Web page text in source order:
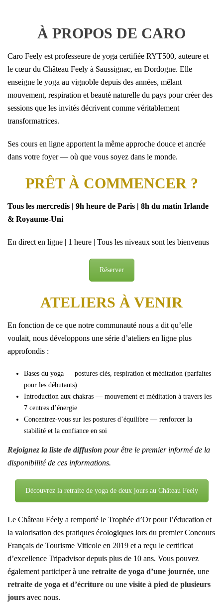
À PROPOS DE CARO
Caro Feely est professeure de yoga certifiée RYT500, auteure et
le cœur du Château Feely à Saussignac, en Dordogne. Elle
enseigne le yoga au vignoble depuis des années, mêlant
mouvement, respiration et beauté naturelle du pays pour créer des
sessions que les invités décrivent comme véritablement
transformatrices.
Ses cours en ligne apportent la même approche douce et ancrée
dans votre foyer — où que vous soyez dans le monde.
PRÊT À COMMENCER ?
Tous les mercredis | 9h heure de Paris | 8h du matin Irlande
& Royaume-Uni
En direct en ligne | 1 heure | Tous les niveaux sont les bienvenus
Réserver
ATELIERS À VENIR
En fonction de ce que notre communauté nous a dit qu’elle
voulait, nous développons une série d’ateliers en ligne plus
approfondis :
Bases du yoga — postures clés, respiration et méditation (parfaites
pour les débutants)
Introduction aux chakras — mouvement et méditation à travers les
7 centres d’énergie
Concentrez-vous sur les postures d’équilibre — renforcer la
stabilité et la confiance en soi
Rejoignez la liste de diffusion pour être le premier informé de la
disponibilité de ces informations.
Découvrez la retraite de yoga de deux jours au Château Feely
Le Château Féely a remporté le Trophée d’Or pour l’éducation et
la valorisation des pratiques écologiques lors du premier Concours
Français de Tourisme Viticole en 2019 et a reçu le certificat
d’excellence Tripadvisor depuis plus de 10 ans. Vous pouvez
également participer à une retraite de yoga d’une journée, une
retraite de yoga et d’écriture ou une visite à pied de plusieurs
jours avec nous.